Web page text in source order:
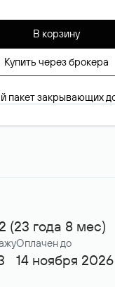
В корзину
Купить через брокера
пакет закрывающих
(23 года 8 мес)
Оплачен до
14 ноября 2026